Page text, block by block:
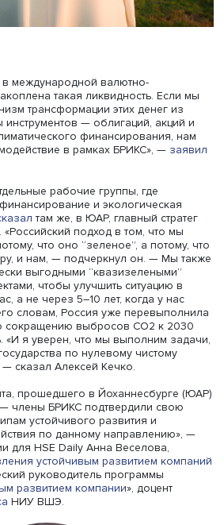
в международной валютно-
накоплена такая ликвидность.
трансформации этих денег
инструментов — облигаций,
климатического финансирования,
в рамках БРИКС», —
финансирование и
там же, в ЮАР, главный
«Российский подход в том, что
потому, что оно “зеленое”, а
и нам, — подчеркнул он. —
выгодными
чтобы улучшить ситуацию
а не через 5–10 лет, когда у